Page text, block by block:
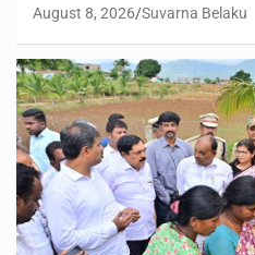
August 8, 2026 Suvarna Belaku